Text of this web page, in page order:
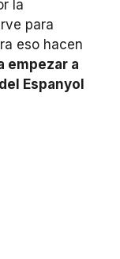
la
para
eso hacen
empezar a
Espanyol